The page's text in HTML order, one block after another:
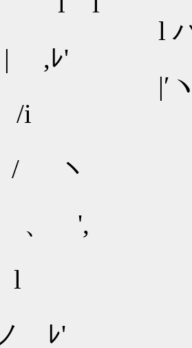
|│
,ﾚ'
ヽ
i
ヽ
、 ',
l
ﾚ'